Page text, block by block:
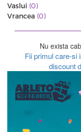
Vaslui (0)
Vrancea (0)
Nu exista
Fii primul care-si
discount